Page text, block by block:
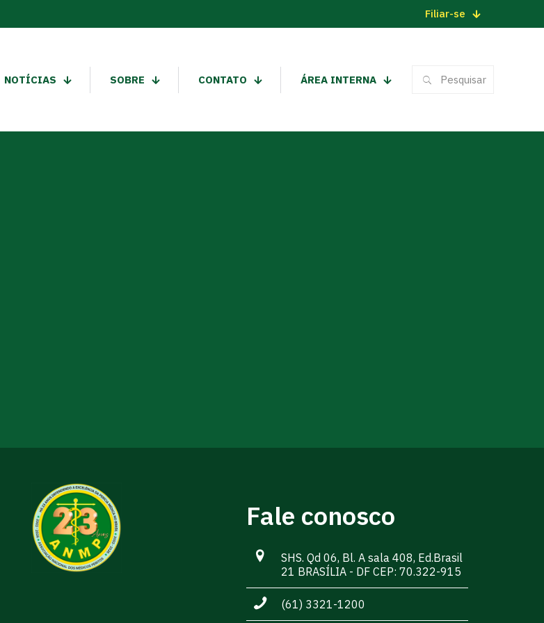
Filiar-se
NOTÍCIAS SOBRE CONTATO ÁREA INTERNA
Fale conosco
SHS. Qd 06, Bl. A sala 408, Ed.Brasil
21 BRASÍLIA - DF CEP: 70.322-915
(61) 3321-1200